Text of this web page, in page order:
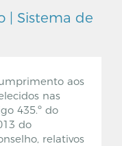
| Sistema de
aos
nas
435.º do
do
relativos